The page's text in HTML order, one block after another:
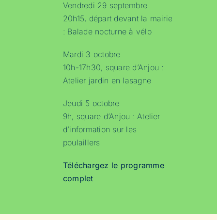
Vendredi 29 septembre
20h15, départ devant la mairie
: Balade nocturne à vélo
Mardi 3 octobre
10h-17h30, square d’Anjou :
Atelier jardin en lasagne
Jeudi 5 octobre
9h, square d’Anjou : Atelier
d’information sur les
poulaillers
Téléchargez le programme
complet